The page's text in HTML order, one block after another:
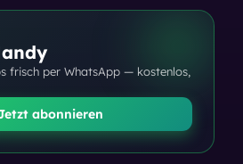
frisch per WhatsApp — kostenlos,
abonnieren